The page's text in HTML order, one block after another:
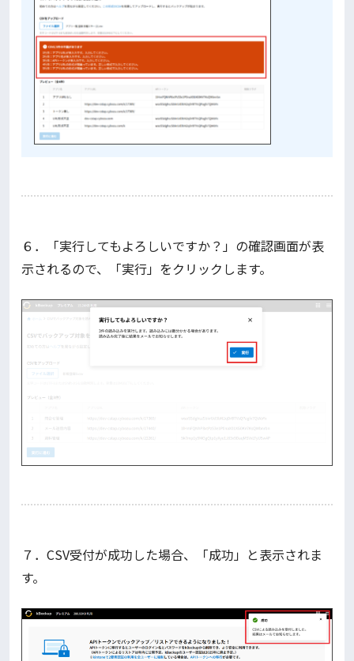
６．「実行してもよろしいですか？」の確認画面が表
示されるので、「実行」をクリックします。
７．CSV受付が成功した場合、「成功」と表示されま
す。